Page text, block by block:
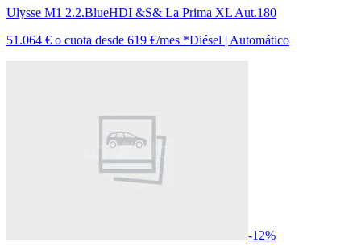
Ulysse M1 2.2.BlueHDI &S& La Prima XL Aut.180
51.064 € o cuota desde 619 €/mes *Diésel | Automático
-12%